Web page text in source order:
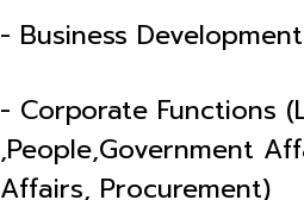
- Business
- Corporate Functions
,People,Government
Affairs, Procurement)